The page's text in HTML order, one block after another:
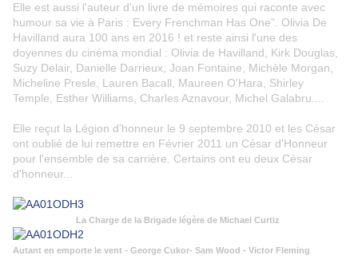
Elle est aussi l'auteur d'un livre de mémoires qui raconte avec
humour sa vie à Paris : Every Frenchman Has One". Olivia De
Havilland aura 100 ans en 2016 ! et reste ainsi l'une des
doyennes du cinéma mondial : Olivia de Havilland, Kirk Douglas,
Suzy Delair, Danielle Darrieux, Joan Fontaine, Michèle Morgan,
Micheline Presle, Lauren Bacall, Maureen O'Hara, Shirley
Temple, Esther Williams, Charles Aznavour, Michel Galabru....
Elle reçut la Légion d'honneur le 9 septembre 2010 et les César
ont oublié de lui remettre en Février 2011 un César d'Honneur
pour l'ensemble de sa carrière. Certains ont eu deux César
d'honneur...
La Charge de la Brigade légère de Michael Curtiz
Autant en emporte le vent - George Cukor- Sam Wood - Victor Fleming